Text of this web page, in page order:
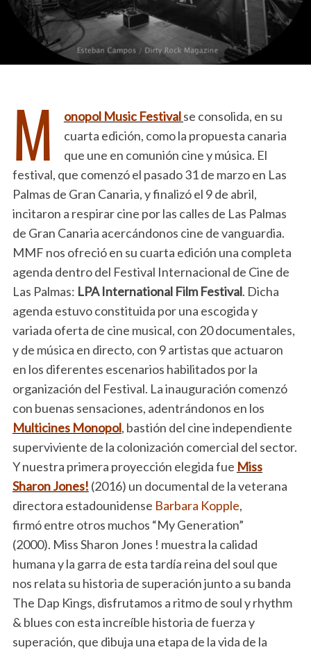
M onopol Music Festivalse consolida, en su
cuarta edición, como la propuesta canaria
que une en comunión cine y música. El
festival, que comenzó el pasado 31 de marzo en Las
Palmas de Gran Canaria, y finalizó el 9 de abril,
incitaron a respirar cine por las calles de Las Palmas
de Gran Canaria acercándonos cine de vanguardia.
MMF nos ofreció en su cuarta edición una completa
agenda dentro del Festival Internacional de Cine de
Las Palmas: LPA International Film Festival. Dicha
agenda estuvo constituida por una escogida y
variada oferta de cine musical, con 20 documentales,
y de música en directo, con 9 artistas que actuaron
en los diferentes escenarios habilitados por la
organización del Festival. La inauguración comenzó
con buenas sensaciones, adentrándonos en los
Multicines Monopol, bastión del cine independiente
superviviente de la colonización comercial del sector.
Y nuestra primera proyección elegida fue Miss
Sharon Jones! (2016) un documental de la veterana
directora estadounidense Barbara Kopple,
firmó entre otros muchos “My Generation”
(2000). Miss Sharon Jones ! muestra la calidad
humana y la garra de esta tardía reina del soul que
nos relata su historia de superación junto a su banda
The Dap Kings, disfrutamos a ritmo de soul y rhythm
& blues con esta increíble historia de fuerza y
superación, que dibuja una etapa de la vida de la